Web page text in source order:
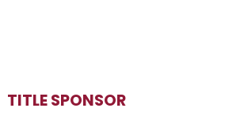
TITLE SPONSOR